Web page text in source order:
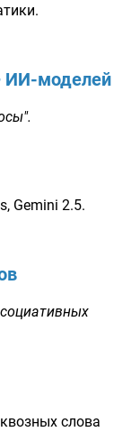
ИИ-моделей
Gemini 2.5.
слова